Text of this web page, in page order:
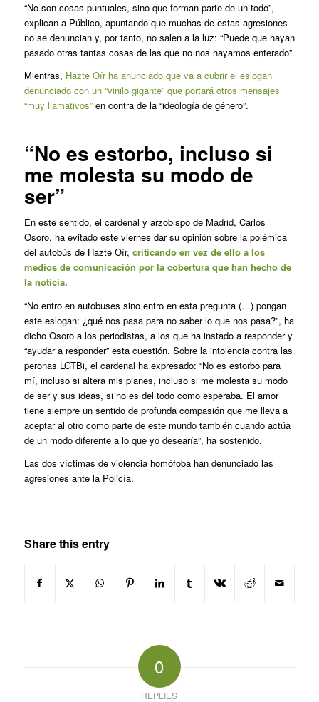
“No son cosas puntuales, sino que forman parte de un todo”,
explican a Público, apuntando que muchas de estas agresiones
no se denuncian y, por tanto, no salen a la luz: “Puede que hayan
pasado otras tantas cosas de las que no nos hayamos enterado”.
Mientras, Hazte Oír ha anunciado que va a cubrir el eslogan
denunciado con un “vinilo gigante” que portará otros mensajes
“muy llamativos”en contra de la “ideología de género”.
“No es estorbo, incluso si
me molesta su modo de
ser”
En este sentido, el cardenal y arzobispo de Madrid, Carlos
Osoro, ha evitado este viernes dar su opinión sobre la polémica
del autobús de Hazte Oír, criticando en vez de ello a los
medios de comunicación por la cobertura que han hecho de
la noticia.
“No entro en autobuses sino entro en esta pregunta (…) pongan
este eslogan: ¿qué nos pasa para no saber lo que nos pasa?”, ha
dicho Osoro a los periodistas, a los que ha instado a responder y
“ayudar a responder” esta cuestión. Sobre la intolencia contra las
peronas LGTBi, el cardenal ha expresado: “No es estorbo para
mí, incluso si altera mis planes, incluso si me molesta su modo
de ser y sus ideas, si no es del todo como esperaba. El amor
tiene siempre un sentido de profunda compasión que me lleva a
aceptar al otro como parte de este mundo también cuando actúa
de un modo diferente a lo que yo desearía”, ha sostenido.
Las dos víctimas de violencia homófoba han denunciado las
agresiones ante la Policía.
Share this entry
0
REPLIES